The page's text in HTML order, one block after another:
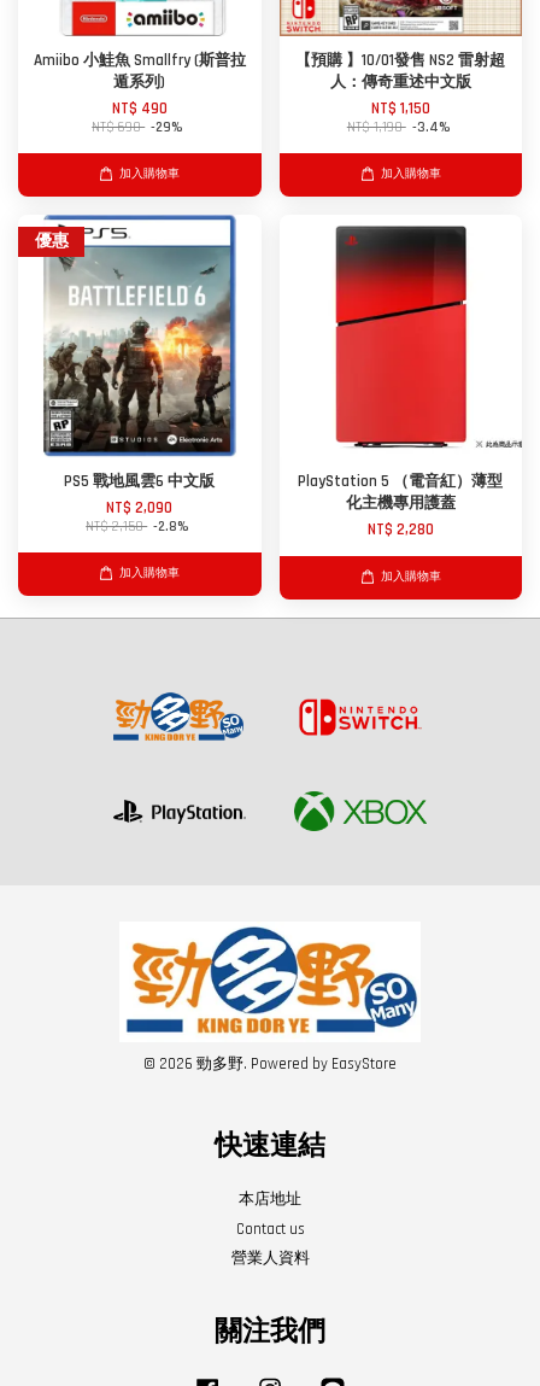
Amiibo 小鮭魚 Smallfry (斯普拉
遁系列)
NT$ 490
NT$ 690 -29%
加入購物車
【預購 】10/01發售 NS2 雷射超
人：傳奇重述中文版
NT$ 1,150
NT$ 1,190 -3.4%
加入購物車
優惠
PS5 戰地風雲6 中文版
NT$ 2,090
NT$ 2,150 -2.8%
加入購物車
PlayStation 5 （電音紅）薄型
化主機專用護蓋
NT$ 2,280
加入購物車
© 2026 勁多野. Powered by EasyStore
快速連結
本店地址
Contact us
營業人資料
關注我們